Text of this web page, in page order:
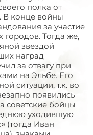
полка от
В конце войны
за участие
городов. Тогда же,
звездой
наград
за отвагу при
на Эльбе. Его
ситуации, т.к. во
появились
советские бойцы
уходившую
(тогда Иван